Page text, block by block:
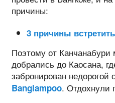
причины:
3 причины
Поэтому от Канчанабури
добрались до Каосана,
забронирован недорогой
Banglampoo. Отдохнули